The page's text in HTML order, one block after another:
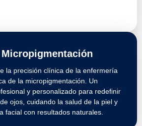
la precisión clínica de la enfermería
de la micropigmentación. Un
y personalizado para redefinir
ojos, cuidando la salud de la piel y
facial con resultados naturales.